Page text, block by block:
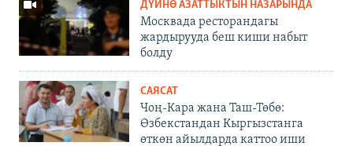
ДҮЙНӨ АЗАТТЫКТЫН НАЗАРЫНДА
Москвада ресторандагы
жардырууда беш киши набыт
болду
САЯСАТ
Чоң-Кара жана Таш-Төбө:
Өзбекстандан Кыргызстанга
өткөн айылдарда каттоо иши